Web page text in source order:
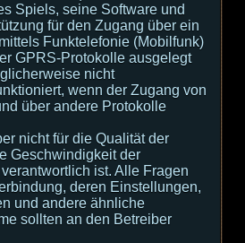
Spiels, seine Software und
für den Zugang über ein
Funktelefonie (Mobilfunk)
GPRS-Protokolle ausgelegt
nicht
wenn der Zugang von
über andere Protokolle
nicht für die Qualität der
Geschwindigkeit der
ist. Alle Fragen
deren Einstellungen,
und andere ähnliche
sollten an den Betreiber